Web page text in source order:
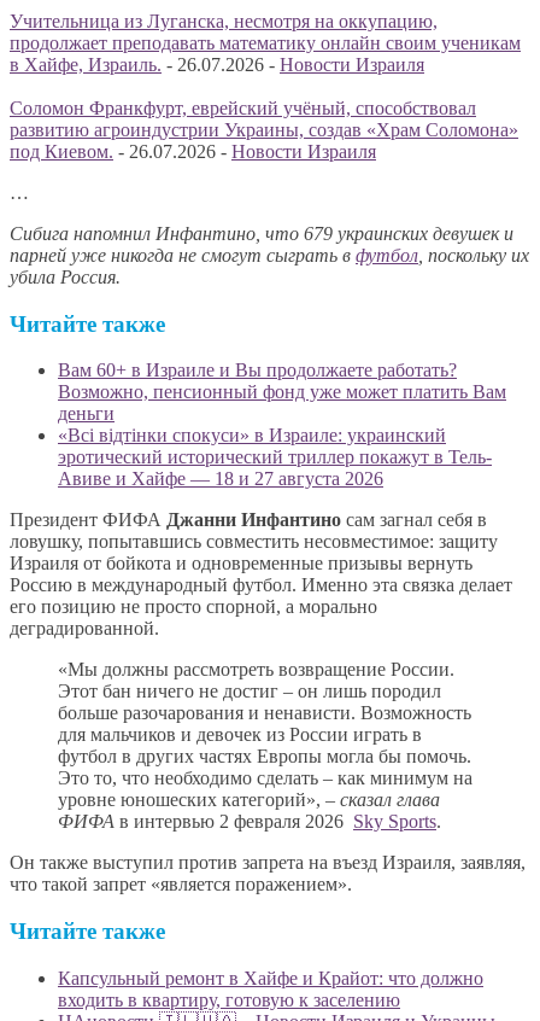
Учительница из Луганска, несмотря на оккупацию,
продолжает преподавать математику онлайн своим ученикам
в Хайфе, Израиль. - 26.07.2026 - Новости Израиля
Соломон Франкфурт, еврейский учёный, способствовал
развитию агроиндустрии Украины, создав «Храм Соломона»
под Киевом. - 26.07.2026 - Новости Израиля
…
Сибига напомнил Инфантино, что 679 украинских девушек и
парней уже никогда не смогут сыграть в футбол , поскольку их
убила Россия.
Читайте также
Вам 60+ в Израиле и Вы продолжаете работать?
Возможно, пенсионный фонд уже может платить Вам
деньги
«Всі відтінки спокуси» в Израиле: украинский
эротический исторический триллер покажут в Тель-
Авиве и Хайфе — 18 и 27 августа 2026
Президент ФИФА Джанни Инфантино сам загнал себя в
ловушку, попытавшись совместить несовместимое: защиту
Израиля от бойкота и одновременные призывы вернуть
Россию в международный футбол. Именно эта связка делает
его позицию не просто спорной, а морально
деградированной.
«Мы должны рассмотреть возвращение России.
Этот бан ничего не достиг – он лишь породил
больше разочарования и ненависти. Возможность
для мальчиков и девочек из России играть в
футбол в других частях Европы могла бы помочь.
Это то, что необходимо сделать – как минимум на
уровне юношеских категорий», – сказал глава
ФИФА в интервью 2 февраля 2026 Sky Sports.
Он также выступил против запрета на въезд Израиля, заявляя,
что такой запрет «является поражением».
Читайте также
Капсульный ремонт в Хайфе и Крайот: что должно
входить в квартиру, готовую к заселению